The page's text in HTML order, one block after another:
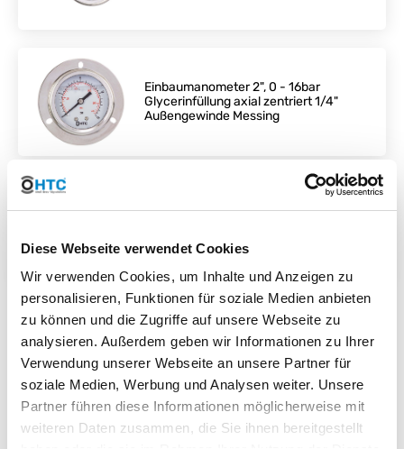
Diese Webseite verwendet Cookies
Wir verwenden Cookies, um Inhalte und Anzeigen zu
personalisieren, Funktionen für soziale Medien anbieten
zu können und die Zugriffe auf unsere Webseite zu
analysieren. Außerdem geben wir Informationen zu Ihrer
Verwendung unserer Webseite an unsere Partner für
soziale Medien, Werbung und Analysen weiter. Unsere
Partner führen diese Informationen möglicherweise mit
weiteren Daten zusammen, die Sie ihnen bereitgestellt
Einbaumanometer 2", 0 - 16bar
Glycerinfüllung axial zentriert 1/4"
Außengewinde Messing